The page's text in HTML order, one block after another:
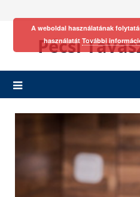
Pécsi
A weboldal használatának
használatát További